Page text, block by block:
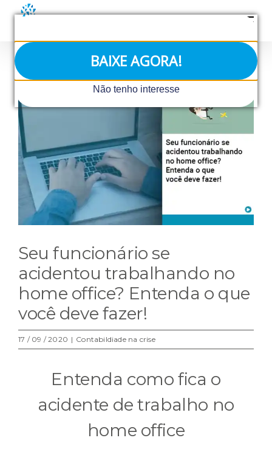
BAIXE AGORA!
Não tenho interesse
conteúdo
View
Larger
Image
Seu funcionário se
acidentou trabalhando no
home office? Entenda o que
você deve fazer!
17 / 09 / 2020 | Contabildiade na crise
Entenda como fica o
acidente de trabalho no
home office